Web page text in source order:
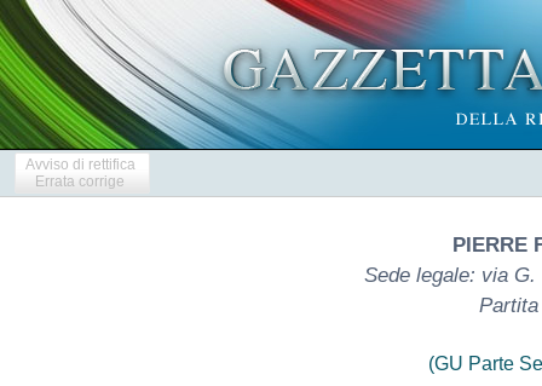
Avviso di rettifica
Errata corrige
PIERRE
Sede legale: via
Partita
(GU Parte